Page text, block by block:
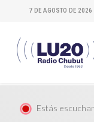
7 DE AGOSTO DE
Estás